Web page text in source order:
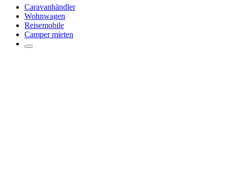
Caravanhändler
Wohnwagen
Reisemobile
Camper mieten